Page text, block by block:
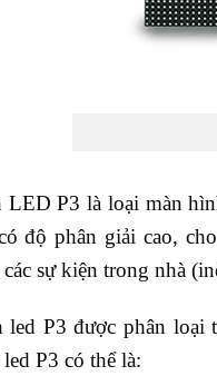
LED P3 là loại màn
độ phân giải cao,
sự kiện trong nhà
led P3 được phân loại
P3 có thể là: